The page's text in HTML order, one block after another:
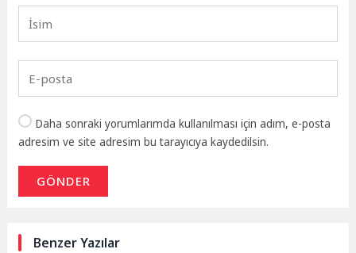
Daha sonraki yorumlarımda kullanılması için adım, e-posta
adresim ve site adresim bu tarayıcıya kaydedilsin.
GÖNDER
Benzer Yazılar